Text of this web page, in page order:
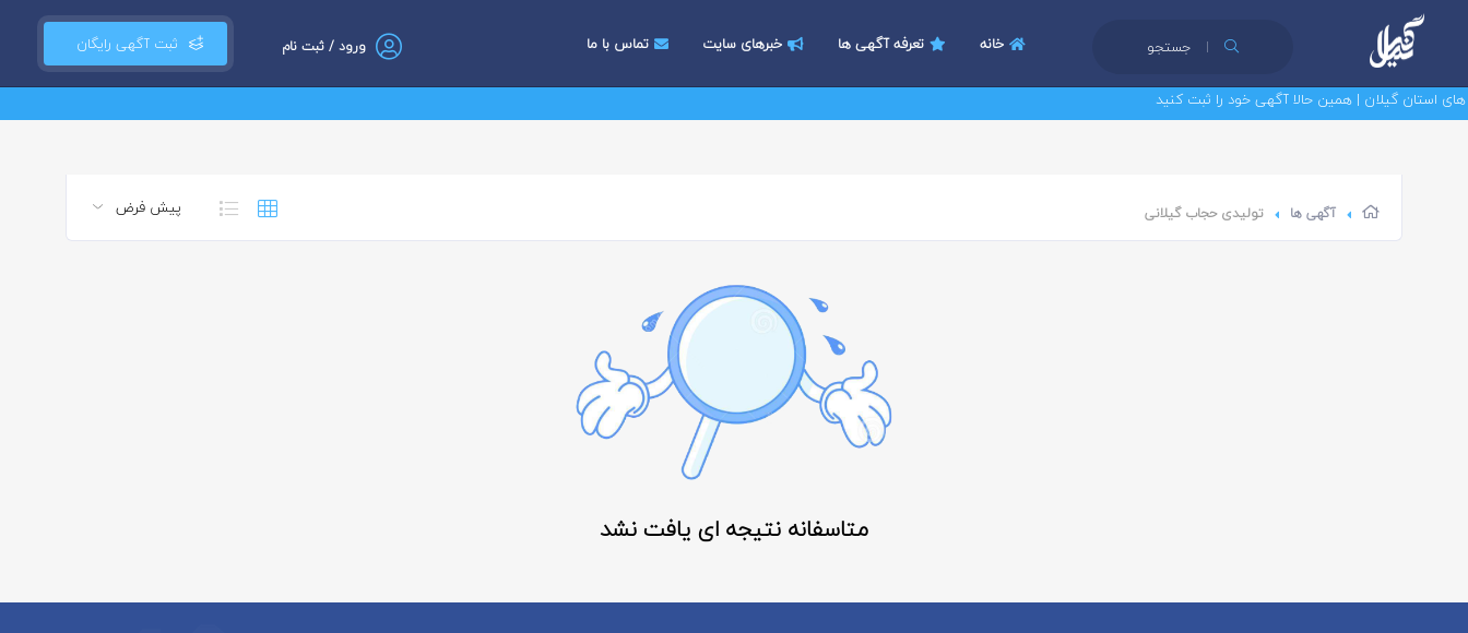
جستجو ثبت آگهی رایگان ورود / ثبت نام خانه تعرفه آگهی ها خبرهای سایت تماس با ما
گیلان | همین حالا آگهی خود را ثبت کنید
آگهی ها تولیدی حجاب گیلانی
متاسفانه نتیجه ای یافت نشد